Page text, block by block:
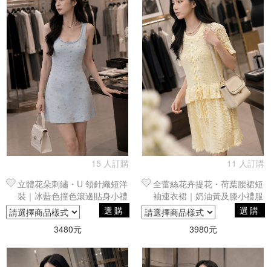
15 人訂購
立體花朵刺繡・U 領針織短洋
裝｜冰藍色撞色滾邊貼身小禮
服
選購
3480元
11 人訂購
全蕾絲花卉提花・荷葉腰裙短
袖連衣裙｜奶油黃及膝小禮服
穿搭
選購
3980元